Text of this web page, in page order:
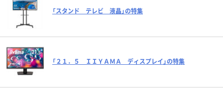
「スタンド テレビ 液晶」の特集
「２１．５ ＩＩＹＡＭＡ ディスプレイ」の特集